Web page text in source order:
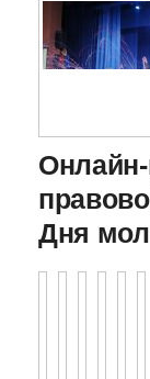
Дня